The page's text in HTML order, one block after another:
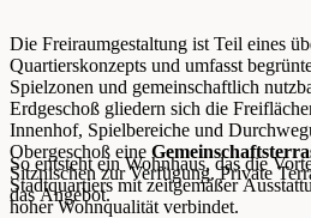
Die Freiraumgestaltung ist Teil eines
Quartierskonzepts und umfasst
Spielzonen und gemeinschaftlich
Erdgeschoß gliedern sich die
Innenhof, Spielbereiche und
Obergeschoß eine
Sitznischen zur Verfügung. Private
das Angebot.
So entsteht ein Wohnhaus, das die
Stadtquartiers mit zeitgemäßer
hoher Wohnqualität verbindet.